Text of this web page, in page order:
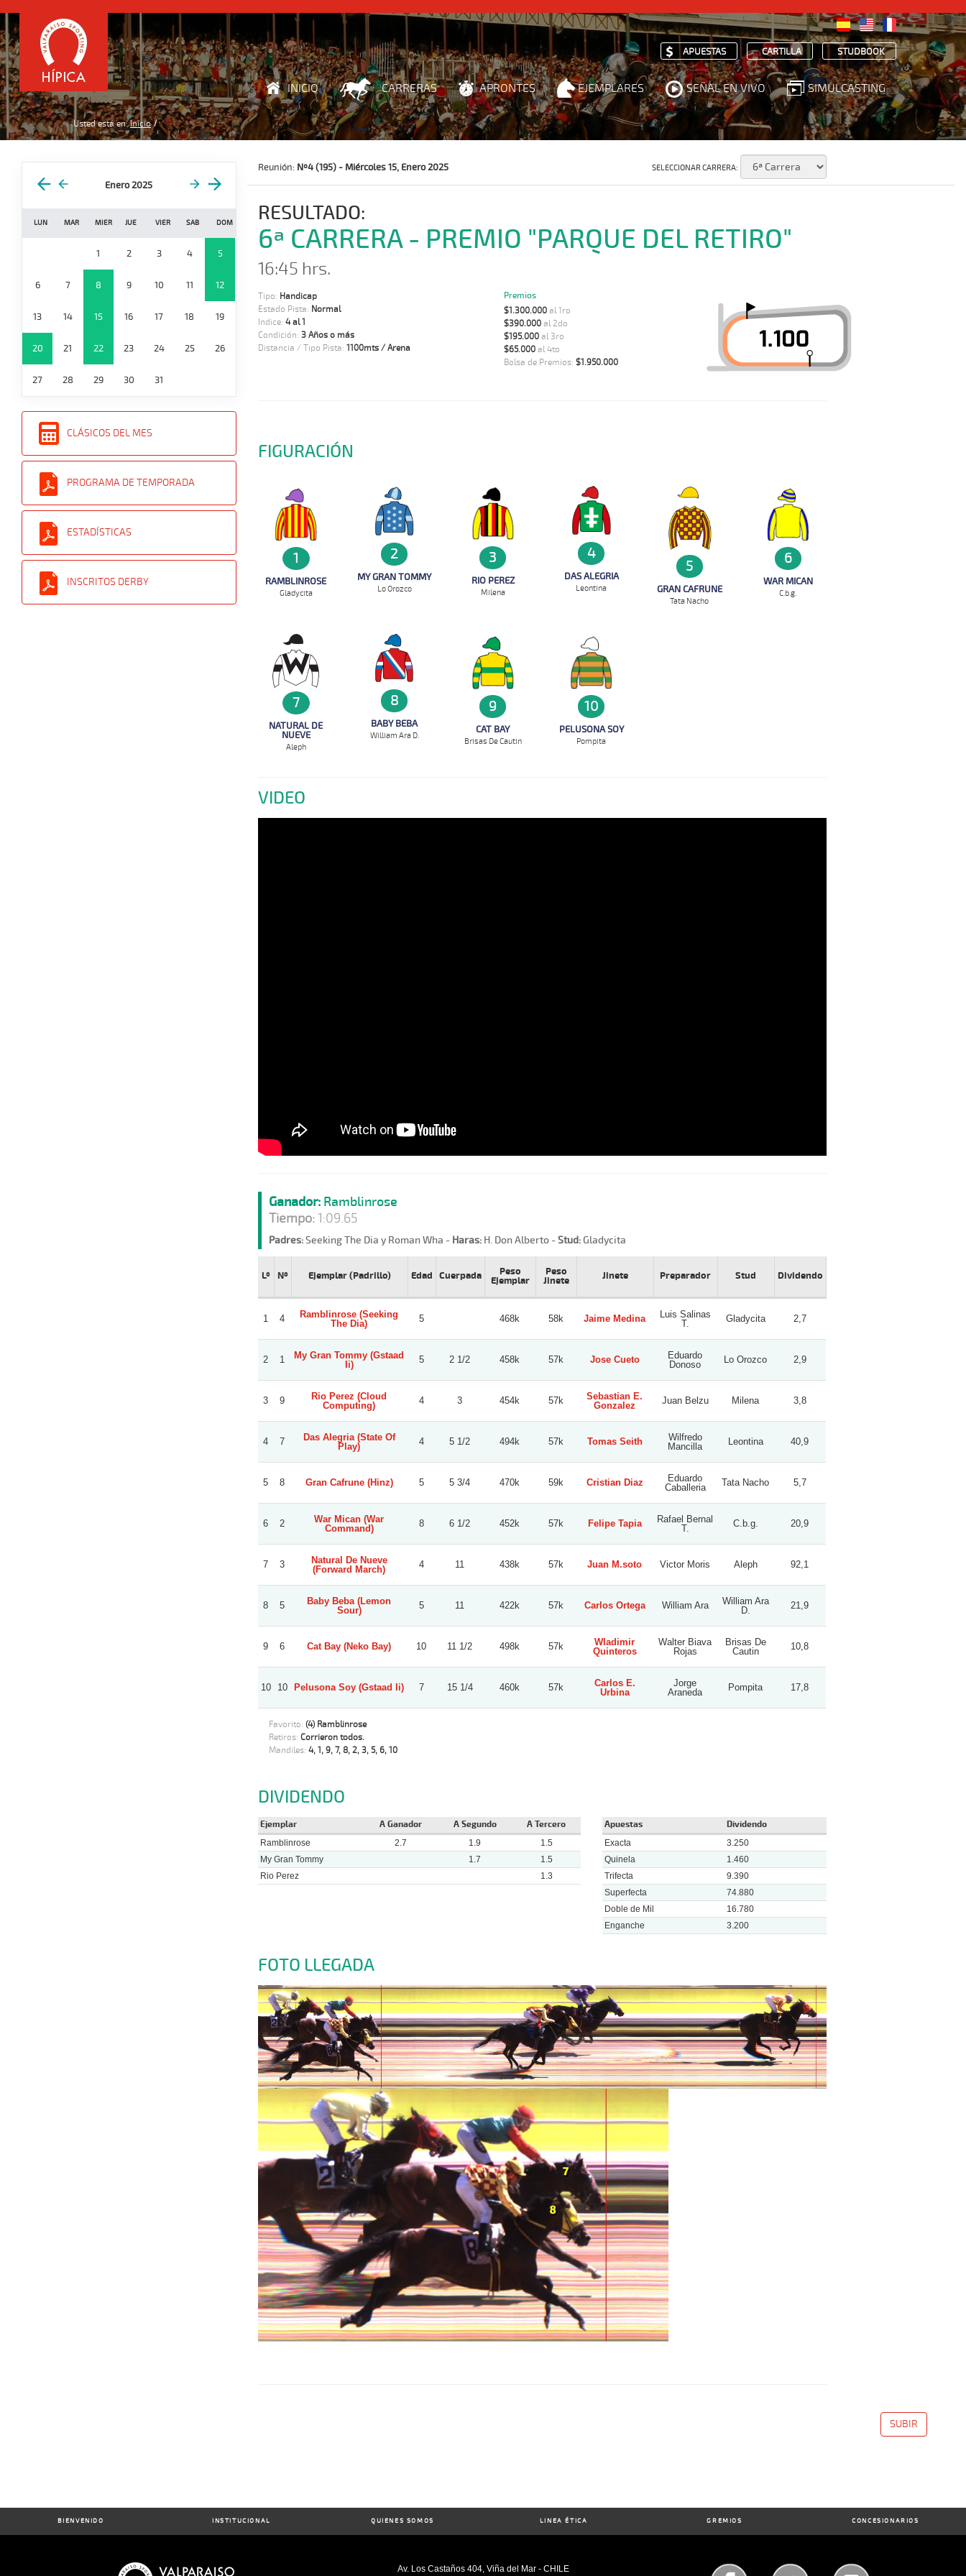
APUESTAS CARTILLA STUDBOOK
INICIO CARRERAS APRONTES EJEMPLARES SEÑAL EN VIVO SIMULCASTING
Usted está en: Inicio
Enero 2025
LUN MAR MIER JUE VIER SAB DOM
1 2 3 4 5
6 7 8 9 10 11 12
13 14 15 16 17 18 19
20 21 22 23 24 25 26
27 28 29 30 31
CLÁSICOS DEL MES
PROGRAMA DE TEMPORADA
ESTADÍSTICAS
INSCRITOS DERBY
Reunión: Nº4 (195) - Miércoles 15, Enero 2025 SELECCIONAR CARRERA:
RESULTADO:
6ª CARRERA - PREMIO "PARQUE DEL RETIRO"
16:45 hrs.
Tipo: Handicap
Estado Pista: Normal
Indice: 4 al 1
Condición: 3 Años o más
Distancia / Tipo Pista: 1100mts / Arena
Premios
$1.300.000al 1ro
$390.000al 2do
$195.000al 3ro
$65.000al 4to
Bolsa de Premios: $1.950.000
FIGURACIÓN
1
RAMBLINROSE
Gladycita
2
MY GRAN TOMMY
Lo Orozco
3
RIO PEREZ
Milena
4
DAS ALEGRIA
Leontina
5
GRAN CAFRUNE
Tata Nacho
6
WAR MICAN
C.b.g.
7
NATURAL DE
NUEVE
Aleph
8
BABY BEBA
William Ara D.
9
CAT BAY
Brisas De Cautin
10
PELUSONA SOY
Pompita
VIDEO
Ganador:Ramblinrose
Tiempo:1:09.65
Padres:Seeking The Dia y Roman Wha - Haras:H. Don Alberto -Stud:Gladycita
Lº Nº Ejemplar (Padrillo) Edad Cuerpada
Peso
Ejemplar
Peso
Jinete
Jinete Preparador Stud Dividendo
1 4
Ramblinrose (Seeking
The Dia)
5 468k 58k Jaime Medina
Luis Salinas
T.
Gladycita 2,7
2 1
My Gran Tommy (Gstaad
Ii)
5 2 1/2 458k 57k Jose Cueto
Eduardo
Donoso
Lo Orozco 2,9
3 9
Rio Perez (Cloud
Computing)
4 3 454k 57k
Sebastian E.
Gonzalez
Juan Belzu Milena 3,8
4 7
Das Alegria (State Of
Play)
4 5 1/2 494k 57k Tomas Seith
Wilfredo
Mancilla
Leontina 40,9
5 8 Gran Cafrune (Hinz) 5 5 3/4 470k 59k Cristian Diaz
Eduardo
Caballeria
Tata Nacho 5,7
6 2
War Mican (War
Command)
8 6 1/2 452k 57k Felipe Tapia
Rafael Bernal
T.
C.b.g. 20,9
7 3
Natural De Nueve
(Forward March)
4 11 438k 57k Juan M.soto Victor Moris Aleph 92,1
8 5
Baby Beba (Lemon
Sour)
5 11 422k 57k Carlos Ortega William Ara
William Ara
D.
21,9
9 6 Cat Bay (Neko Bay) 10 11 1/2 498k 57k
Wladimir
Quinteros
Walter Biava
Rojas
Brisas De
Cautin
10,8
10 10 Pelusona Soy (Gstaad Ii) 7 15 1/4 460k 57k
Carlos E.
Urbina
Jorge
Araneda
Pompita 17,8
Favorito: (4) Ramblinrose
Retiros: Corrieron todos.
Mandiles: 4, 1, 9, 7, 8, 2, 3, 5, 6, 10
DIVIDENDO
Ejemplar A Ganador A Segundo A Tercero
Ramblinrose 2.7 1.9
1.5
My Gran Tommy
1.7
1.5
Rio Perez
1.3
Apuestas Dividendo
Exacta
3.250
Quinela
1.460
Trifecta
9.390
Superfecta
74.880
Doble de Mil
16.780
Enganche
3.200
FOTO LLEGADA
SUBIR
BIENVENIDO INSTITUCIONAL QUIENES SOMOS LINEA ÉTICA GREMIOS CONCESIONARIOS
Av. Los Castaños 404, Viña del Mar - CHILE